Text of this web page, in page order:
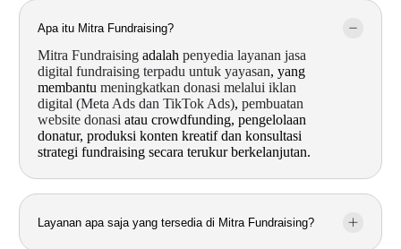
Apa itu Mitra Fundraising?
Mitra Fundraising adalahpenyedia layanan jasa
digital fundraising terpadu untuk yayasan, yang
membantumeningkatkan donasi melalui iklan
digital (Meta Ads dan TikTok Ads),pembuatan
website donasi atau crowdfunding, pengelolaan
donatur, produksi konten kreatif dan konsultasi
strategi fundraising secara terukur berkelanjutan.
Layanan apa saja yang tersedia di Mitra Fundraising?